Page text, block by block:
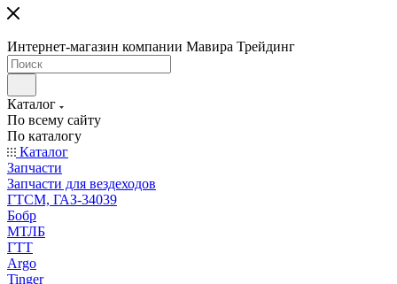
Интернет-магазин компании Мавира Трейдинг
Каталог
По всему сайту
По каталогу
Каталог
Запчасти
Запчасти для вездеходов
ГТСМ, ГАЗ-34039
Бобр
МТЛБ
ГТТ
Argo
Tinger